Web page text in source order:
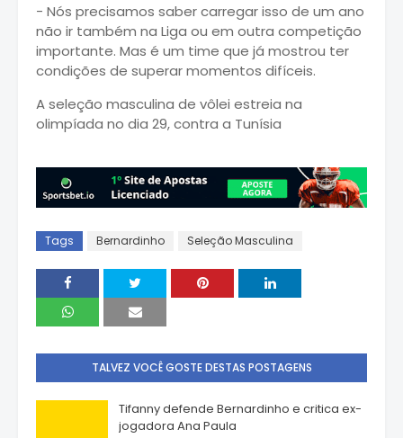
- Nós precisamos saber carregar isso de um ano
não ir também na Liga ou em outra competição
importante. Mas é um time que já mostrou ter
condições de superar momentos difíceis.
A seleção masculina de vôlei estreia na
olimpíada no dia 29, contra a Tunísia
Tags Bernardinho Seleção Masculina
TALVEZ VOCÊ GOSTE DESTAS POSTAGENS
Tifanny defende Bernardinho e critica ex-
jogadora Ana Paula